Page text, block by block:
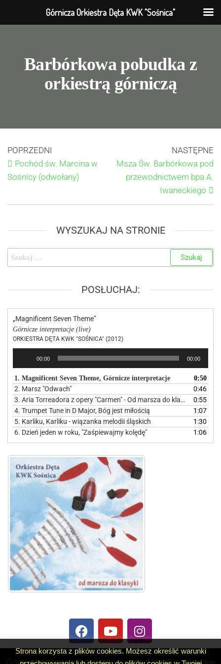
Barbórkowa pobudka z
orkiestrą górniczą
POPRZEDNI
Pochód św. Marcina w
Sośnicy (odwołany)
NASTĘPNE
Msza Św. Barbórkowa pod
przewodnictwem bpa A.
Iwaneckiego
WYSZUKAJ NA STRONIE
POSŁUCHAJ:
„Magnificent Seven Theme”
Górnicze interpretacje (live)
ORKIESTRA DĘTA KWK "SOŚNICA" (2012)
00:00 00:00
1. Magnificent Seven Theme, Górnicze interpretacje 0:50
2. Marsz "Odwach"
0:46
3. Aria Torreadora z opery "Carmen" - Od marsza do klasyki
0:55
4. Trumpet Tune in D Major, Bóg jest miłością
1:07
5. Karliku, Karliku - wiązanka melodii śląskich
1:30
6. Dzień jeden w roku, "Zaśpiewajmy kolędę"
1:06
Górnicza Orkiestra Dęta KWK „Sośnica” © 2026. Wszelkie
Strona korzysta z plików cookies. Możesz określić warunki
Górnicza Orkiestra Dęta KWK "Sośnica"